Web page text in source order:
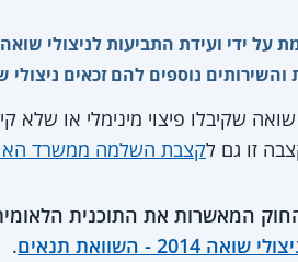
ידי ועידת התביעות לניצולי שואה
והשירותים נוספים להם זכאים
שקיבלו פיצוי מינימלי או שלא
קצבת השלמה ממשרד
הצעות החוק המאשרות את התוכנית
- השוואת תנאים
.